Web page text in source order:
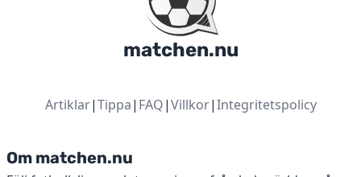
matchen.nu
Artiklar|Tippa| FAQ|Villkor|Integritetspolicy
Om matchen.nu